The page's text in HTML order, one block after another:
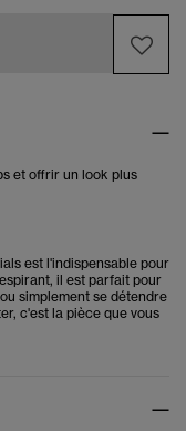
et offrir un look plus
est l'indispensable pour
il est parfait pour
simplement se détendre
c'est la pièce que vous